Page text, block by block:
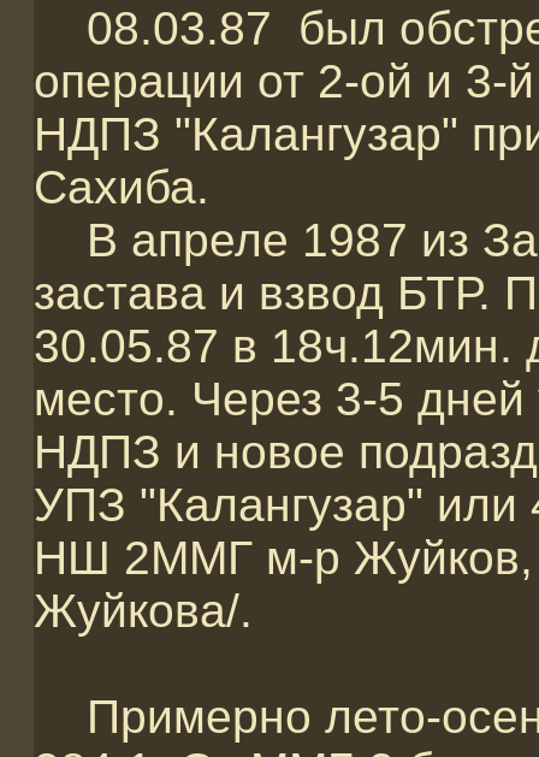
08.03.87 был
операции от 2-ой и
НДПЗ "Калангузар"
Сахиба.
В апреле 1987 из
застава и взвод БТР.
30.05.87 в 18ч.12мин.
место. Через 3-5
НДПЗ и новое
УПЗ "Калангузар"
НШ 2ММГ м-р Жуйков,
Жуйкова/.
Примерно лето-